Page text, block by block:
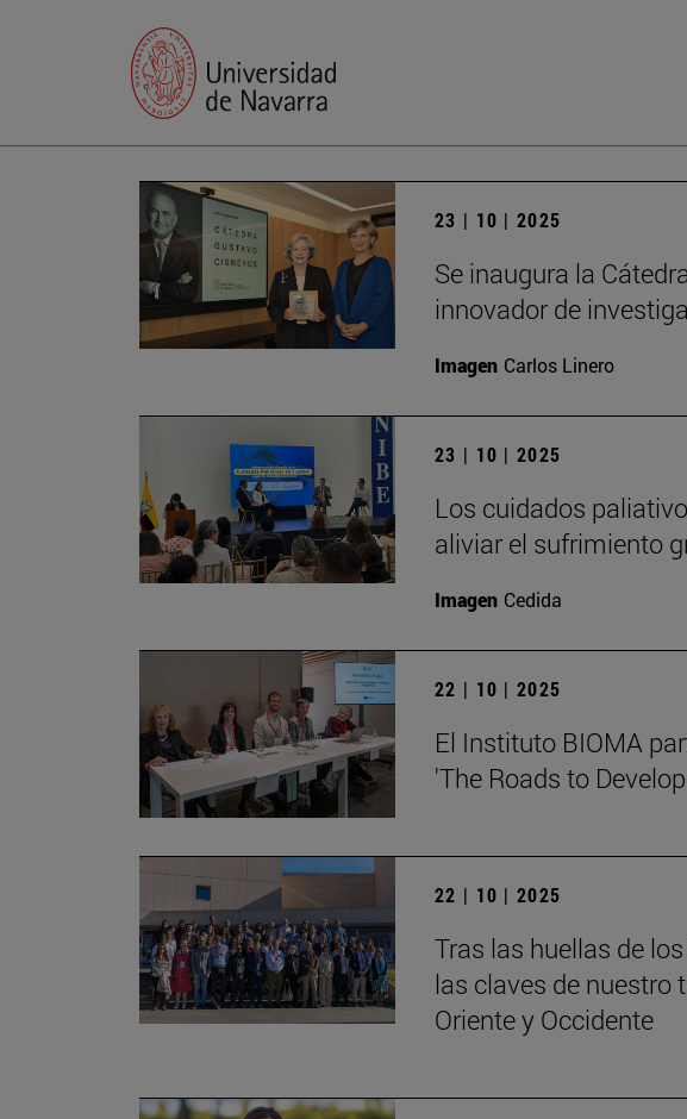
23 | 10 | 2025
Se inaugura la
innovador de
Imagen Carlos Linero
23 | 10 | 2025
Los cuidados
aliviar el sufrimiento
Imagen Cedida
22 | 10 | 2025
El Instituto BIOMA
'The Roads to
22 | 10 | 2025
Tras las huellas de
las claves de nuestro
Oriente y Occidente